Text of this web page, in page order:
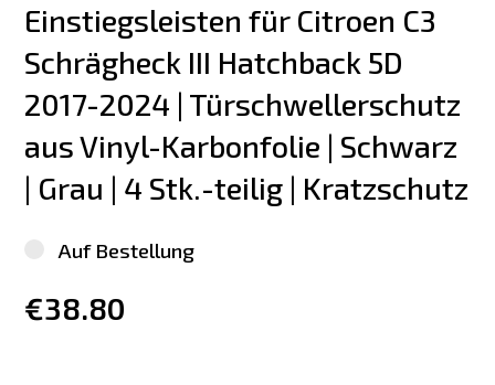
Einstiegsleisten für Citroen C3
Schrägheck III Hatchback 5D
2017-2024 | Türschwellerschutz
aus Vinyl-Karbonfolie | Schwarz
| Grau | 4 Stk.-teilig | Kratzschutz
Auf Bestellung
€38.80